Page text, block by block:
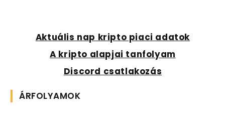
Aktuális nap kripto piaci adatok
A kripto alapjai tanfolyam
Discord csatlakozás
ÁRFOLYAMOK